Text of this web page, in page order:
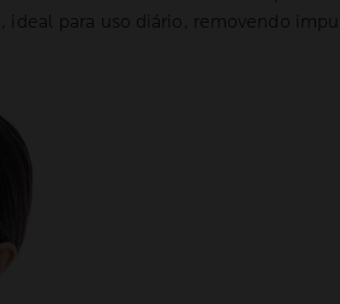
para uso diário, removendo